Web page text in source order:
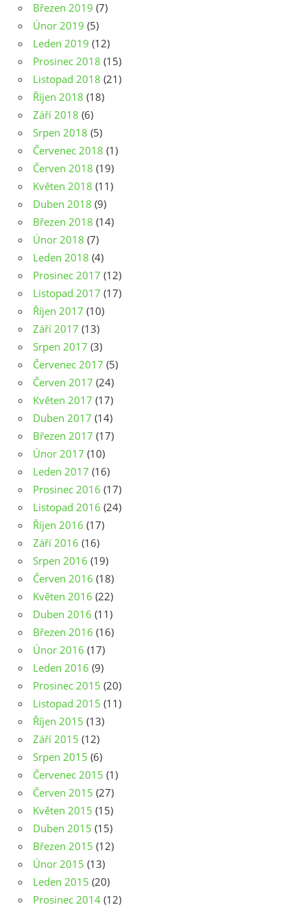
Březen 2019 (7)
Únor 2019 (5)
Leden 2019 (12)
Prosinec 2018 (15)
Listopad 2018 (21)
Říjen 2018 (18)
Září 2018 (6)
Srpen 2018 (5)
Červenec 2018 (1)
Červen 2018 (19)
Květen 2018 (11)
Duben 2018 (9)
Březen 2018 (14)
Únor 2018 (7)
Leden 2018 (4)
Prosinec 2017 (12)
Listopad 2017 (17)
Říjen 2017 (10)
Září 2017 (13)
Srpen 2017 (3)
Červenec 2017 (5)
Červen 2017 (24)
Květen 2017 (17)
Duben 2017 (14)
Březen 2017 (17)
Únor 2017 (10)
Leden 2017 (16)
Prosinec 2016 (17)
Listopad 2016 (24)
Říjen 2016 (17)
Září 2016 (16)
Srpen 2016 (19)
Červen 2016 (18)
Květen 2016 (22)
Duben 2016 (11)
Březen 2016 (16)
Únor 2016 (17)
Leden 2016 (9)
Prosinec 2015 (20)
Listopad 2015 (11)
Říjen 2015 (13)
Září 2015 (12)
Srpen 2015 (6)
Červenec 2015 (1)
Červen 2015 (27)
Květen 2015 (15)
Duben 2015 (15)
Březen 2015 (12)
Únor 2015 (13)
Leden 2015 (20)
Prosinec 2014 (12)